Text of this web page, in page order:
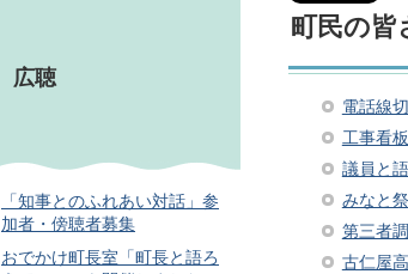
広聴
「知事とのふれあい対話」参
加者・傍聴者募集
おでかけ町長室「町長と語ろ
町民の皆
電話線
工事看
議員と
みなと
第三者
古仁屋